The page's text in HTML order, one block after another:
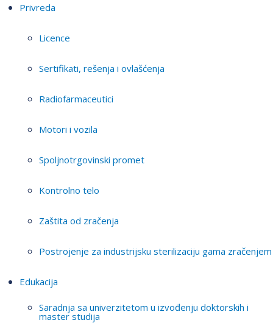
Privreda
Licence
Sertifikati, rešenja i ovlašćenja
Radiofarmaceutici
Motori i vozila
Spoljnotrgovinski promet
Kontrolno telo
Zaštita od zračenja
Postrojenje za industrijsku sterilizaciju gama zračenjem
Edukacija
Saradnja sa univerzitetom u izvođenju doktorskih i
master studija